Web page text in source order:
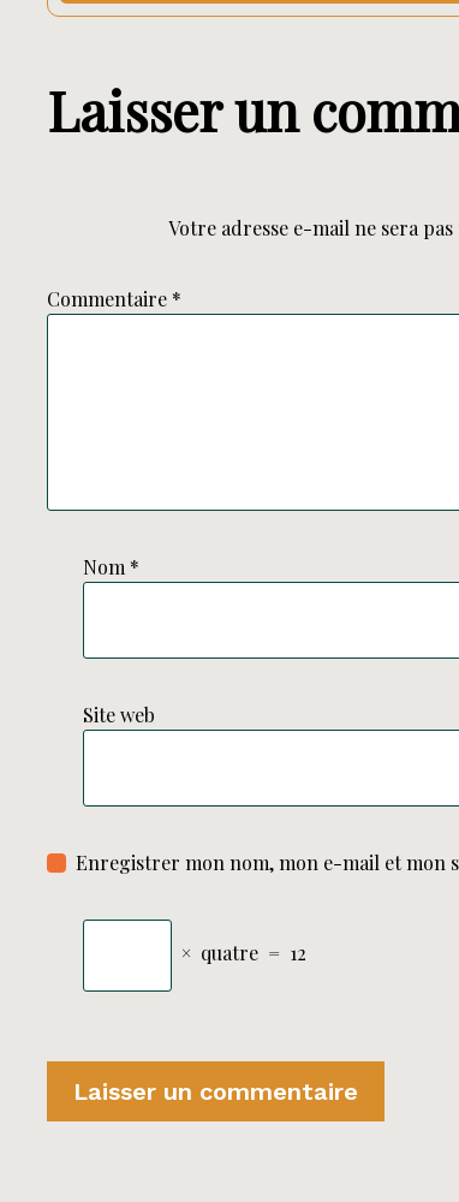
Laisser un
Votre adresse e-mail ne sera pas
Commentaire *
Nom *
Site web
Enregistrer mon nom, mon e-mail et mon
× quatre = 12